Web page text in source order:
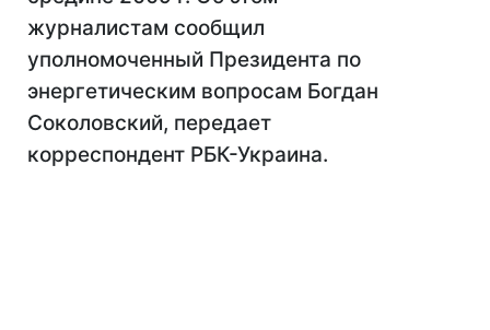
журналистам сообщил
уполномоченный Президента по
энергетическим вопросам Богдан
Соколовский, передает
корреспондент РБК-Украина.